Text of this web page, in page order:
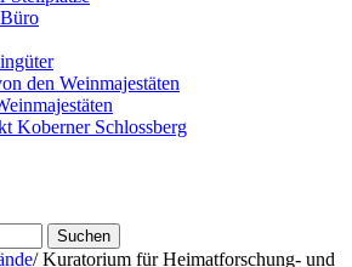
den Weinmajestäten
Koberner Schlossberg
/ Kuratorium für Heimatforschung- und